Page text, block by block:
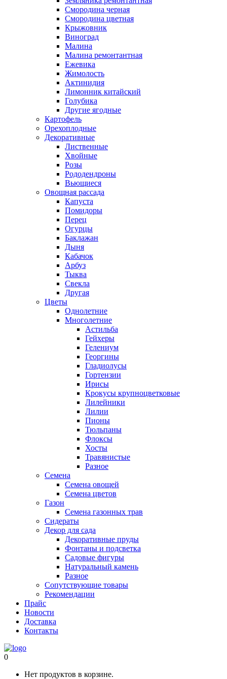
Смородина черная
Смородина цветная
Крыжовник
Виноград
Малина
Малина ремонтантная
Ежевика
Жимолость
Актинидия
Лимонник китайский
Голубика
Другие ягодные
Картофель
Орехоплодные
Декоративные
Лиственные
Хвойные
Розы
Рододендроны
Вьющиеся
Овощная рассада
Капуста
Помидоры
Перец
Огурцы
Баклажан
Дыня
Кабачок
Арбуз
Тыква
Свекла
Другая
Цветы
Однолетние
Многолетние
Астильба
Гейхеры
Гелениум
Георгины
Гладиолусы
Гортензии
Ирисы
Крокусы крупноцветковые
Лилейники
Лилии
Пионы
Тюльпаны
Флоксы
Хосты
Травянистые
Разное
Семена
Семена овощей
Семена цветов
Газон
Семена газонных трав
Сидераты
Декор для сада
Декоративные пруды
Фонтаны и подсветка
Садовые фигуры
Натуральный камень
Разное
Сопутствующие товары
Рекомендации
Прайс
Новости
Доставка
Контакты
0
Нет продуктов в корзине.